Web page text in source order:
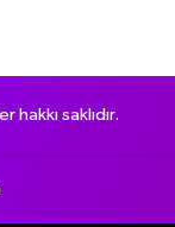
saklıdır.